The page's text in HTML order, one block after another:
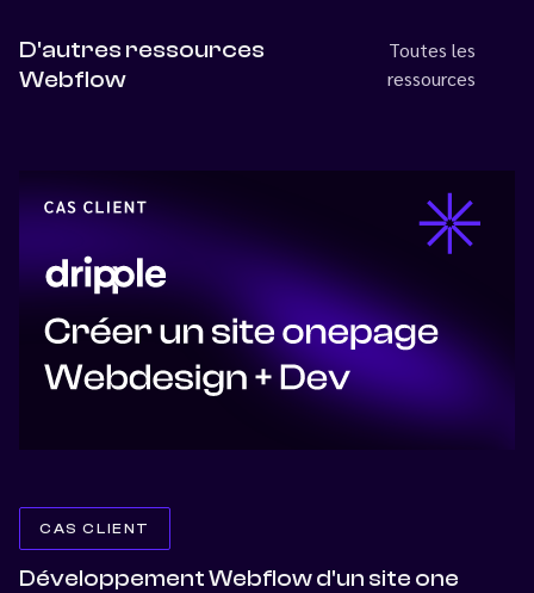
D'autres ressources
Webflow
Toutes les
ressources
CAS CLIENT
Développement Webflow d'un site one